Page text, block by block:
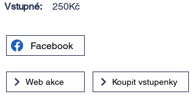
Vstupné: 250Kč
Facebook
Web akce Koupit vstupenky